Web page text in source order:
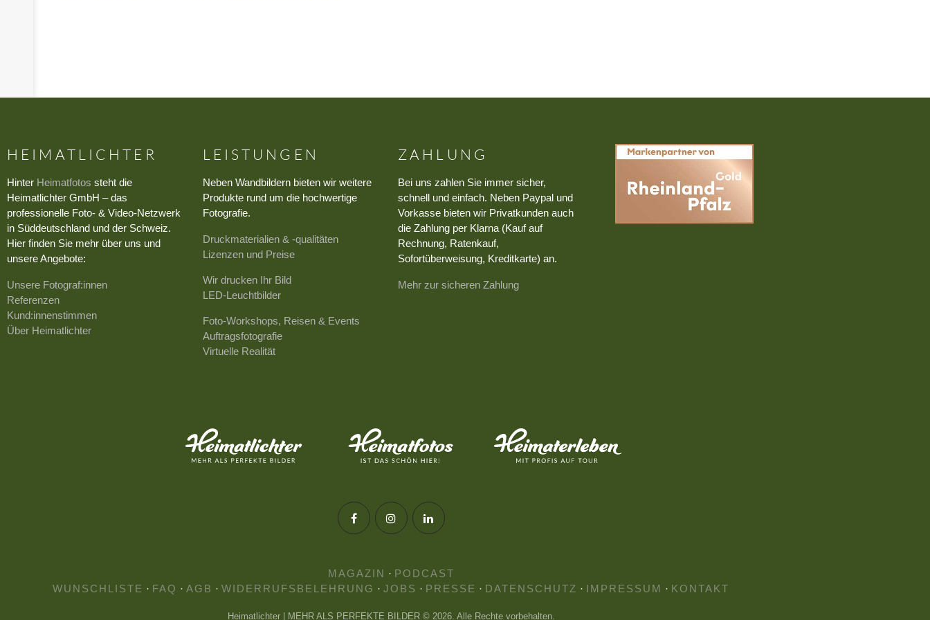
›
HEIMATLICHTER
Hinter Heimatfotos steht die
Heimatlichter GmbH – das
professionelle Foto- & Video-Netzwerk
in Süddeutschland und der Schweiz.
Hier finden Sie mehr über uns und
unsere Angebote:
Unsere Fotograf:innen
Referenzen
Kund:innenstimmen
Über Heimatlichter
LEISTUNGEN
Neben Wandbildern bieten wir weitere
Produkte rund um die hochwertige
Fotografie.
Druckmaterialien & -qualitäten
Lizenzen und Preise
Wir drucken Ihr Bild
LED-Leuchtbilder
Foto-Workshops, Reisen & Events
Auftragsfotografie
Virtuelle Realität
ZAHLUNG
Bei uns zahlen Sie immer sicher,
schnell und einfach. Neben Paypal und
Vorkasse bieten wir Privatkunden auch
die Zahlung per Klarna (Kauf auf
Rechnung, Ratenkauf,
Sofortüberweisung, Kreditkarte) an.
Mehr zur sicheren Zahlung
MAGAZIN · PODCAST
WUNSCHLISTE · FAQ · AGB · WIDERRUFSBELEHRUNG · JOBS · PRESSE · DATENSCHUTZ · IMPRESSUM · KONTAKT
Heimatlichter | MEHR ALS PERFEKTE BILDER © 2026. Alle Rechte vorbehalten.